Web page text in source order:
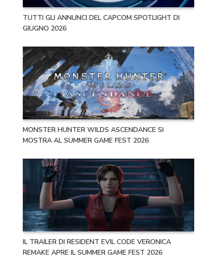
TUTTI GLI ANNUNCI DEL CAPCOM SPOTLIGHT DI
GIUGNO 2026
MONSTER HUNTER WILDS ASCENDANCE SI
MOSTRA AL SUMMER GAME FEST 2026
IL TRAILER DI RESIDENT EVIL CODE VERONICA
REMAKE APRE IL SUMMER GAME FEST 2026